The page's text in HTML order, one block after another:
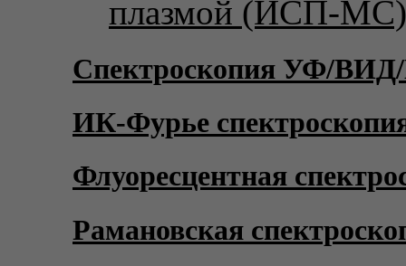
плазмой (ИСП-МС)
Спектроскопия УФ/
ИК-Фурье
Флуоресцентная
Рамановская